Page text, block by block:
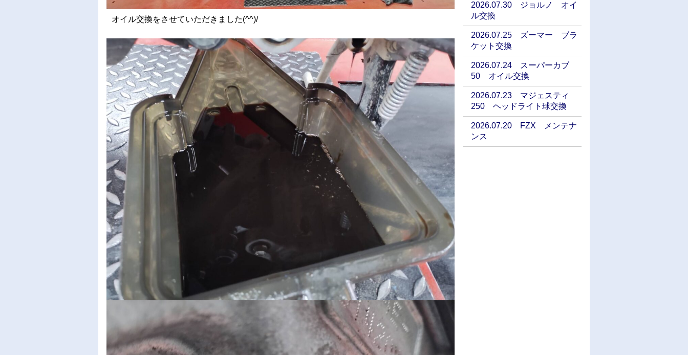
オイル交換をさせていただきました(^^)/
2026.07.30 ジョルノ オイ
ル交換
2026.07.25 ズーマー ブラ
ケット交換
2026.07.24 スーパーカブ
50 オイル交換
2026.07.23 マジェスティ
250 ヘッドライト球交換
2026.07.20 FZX メンテナ
ンス